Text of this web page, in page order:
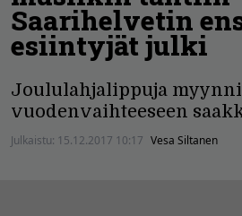
Saarihelvetin
esiintyjät julki
Joululahjalippuja
vuodenvaihteeseen
Julkaistu: 15.12.2017 10:17 Vesa Siltanen